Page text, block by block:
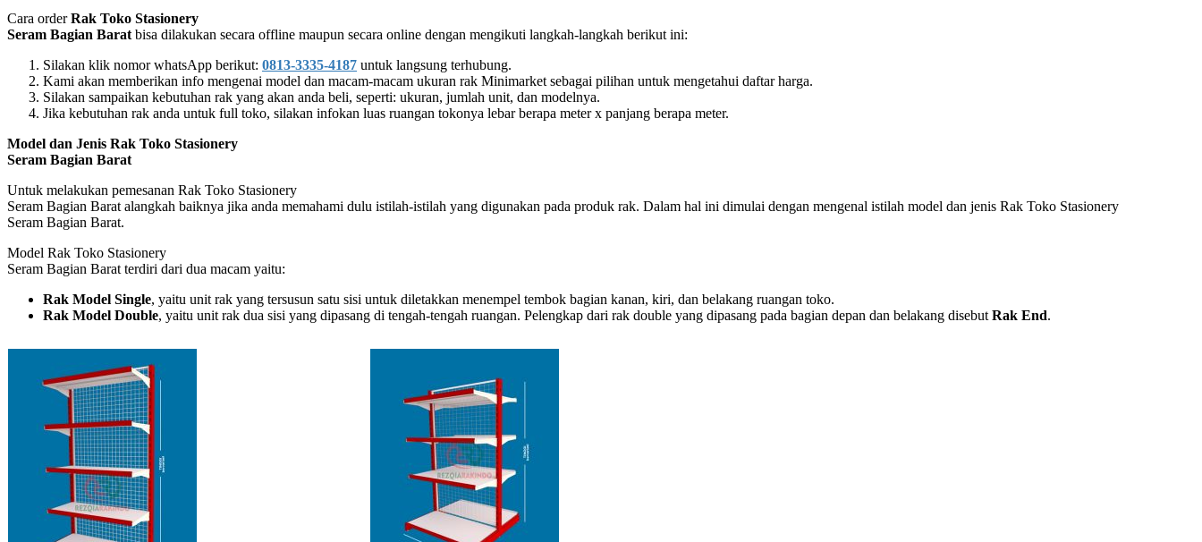
Cara orderRak Toko Stasionery
Seram Bagian Barat bisa dilakukan secara offline maupun secara online dengan mengikuti langkah-langkah berikut ini:
Silakan klik nomor whatsApp berikut: 0813-3335-4187 untuk langsung terhubung.
Kami akan memberikan info mengenai model dan macam-macam ukuran rak Minimarket sebagai pilihan untuk mengetahui daftar harga.
Silakan sampaikan kebutuhan rak yang akan anda beli, seperti: ukuran, jumlah unit, dan modelnya.
Jika kebutuhan rak anda untuk full toko, silakan infokan luas ruangan tokonya lebar berapa meter x panjang berapa meter.
Model dan Jenis Rak Toko Stasionery
Seram Bagian Barat
Untuk melakukan pemesanan Rak Toko Stasionery
Seram Bagian Barat alangkah baiknya jika anda memahami dulu istilah-istilah yang digunakan pada produk rak. Dalam hal ini dimulai dengan mengenal istilah model dan jenis Rak Toko Stasionery
Seram Bagian Barat.
Model Rak Toko Stasionery
Seram Bagian Barat terdiri dari dua macam yaitu:
Rak Model Single, yaitu unit rak yang tersusun satu sisi untuk diletakkan menempel tembok bagian kanan, kiri, dan belakang ruangan toko.
Rak Model Double, yaitu unit rak dua sisi yang dipasang di tengah-tengah ruangan. Pelengkap dari rak double yang dipasang pada bagian depan dan belakang disebut Rak End.